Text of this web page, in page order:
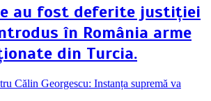
au fost deferite justiției
în România arme
din Turcia.